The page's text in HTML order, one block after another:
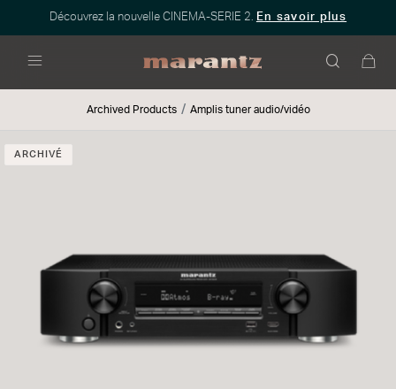
Découvrez la nouvelle CINEMA-SERIE 2. En savoir plus
Archived Products Amplis tuner audio/vidéo
ARCHIVÉ